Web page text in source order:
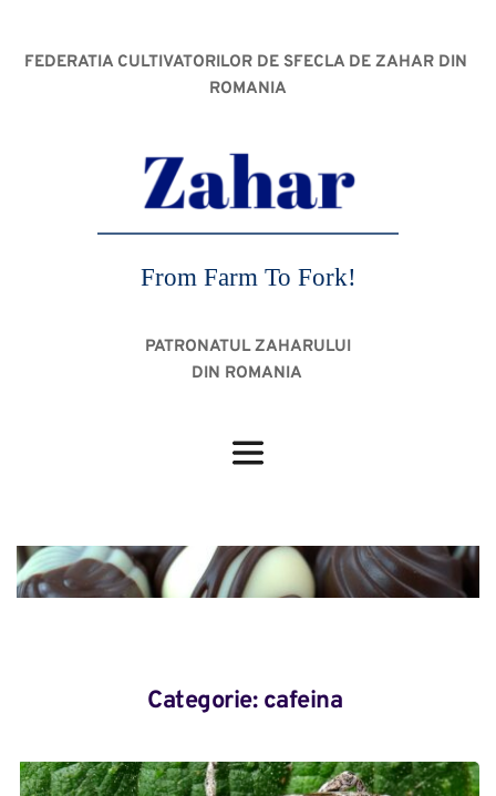
FEDERATIA CULTIVATORILOR DE SFECLA DE ZAHAR DIN
ROMANIA
From Farm To Fork!
PATRONATUL ZAHARULUI
DIN ROMANIA
Categorie: cafeina